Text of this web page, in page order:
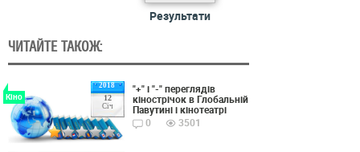
Результати
ЧИТАЙТЕ ТАКОЖ:
2018
12
Січ
Кіно
"+" і "-" переглядів
кінострічок в Глобальній
Павутині і кінотеатрі
0
3501